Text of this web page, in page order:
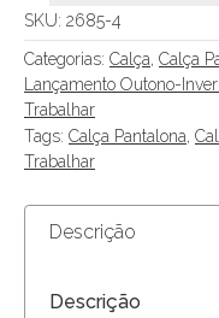
SKU: 2685-4
Categorias: Calça, Calça
Lançamento Outono-
Trabalhar
Tags: Calça Pantalona,
Trabalhar
Descrição
Descrição